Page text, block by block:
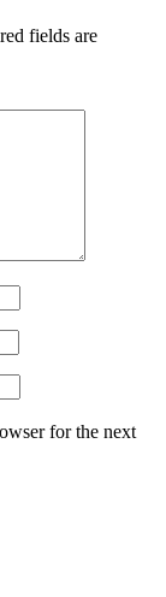
fields are
for the next